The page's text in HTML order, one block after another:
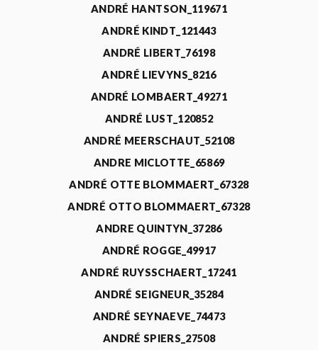
ANDRÉ HANTSON_119671
ANDRÉ KINDT_121443
ANDRÉ LIBERT_76198
ANDRÉ LIEVYNS_8216
ANDRÉ LOMBAERT_49271
ANDRÉ LUST_120852
ANDRÉ MEERSCHAUT_52108
ANDRE MICLOTTE_65869
ANDRÉ OTTE BLOMMAERT_67328
ANDRÉ OTTO BLOMMAERT_67328
ANDRE QUINTYN_37286
ANDRÉ ROGGE_49917
ANDRÉ RUYSSCHAERT_17241
ANDRÉ SEIGNEUR_35284
ANDRÉ SEYNAEVE_74473
ANDRÉ SPIERS_27508